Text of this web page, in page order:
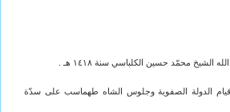
الشيخ محمّد حسين الكلباسي سنة ١٤١٨ هـ .
للهجرة قيام الدولة الصفوية وجلوس الشاه طهماسب على سدّة